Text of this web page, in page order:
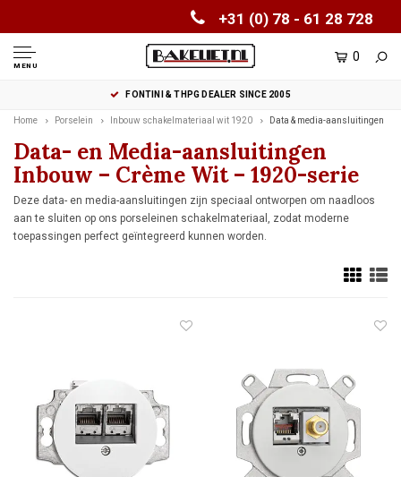
+31 (0) 78 - 61 28 728
MENU
0
FONTINI & THPG DEALER SINCE 2005
Home Porselein Inbouw schakelmateriaal wit 1920 Data & media-aansluitingen
Data- en Media-aansluitingen
Inbouw – Crème Wit – 1920-serie
Deze data- en media-aansluitingen zijn speciaal ontworpen om naadloos
aan te sluiten op ons porseleinen schakelmateriaal, zodat moderne
toepassingen perfect geïntegreerd kunnen worden.